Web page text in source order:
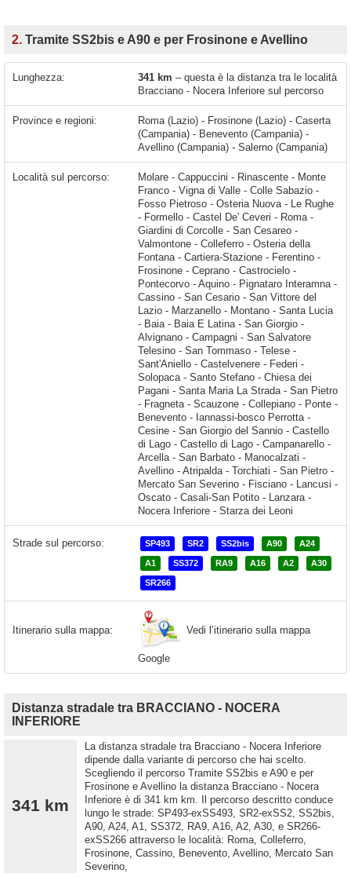
2. Tramite SS2bis e A90 e per Frosinone e Avellino
Lunghezza: 341 km – questa è la distanza tra le località
Bracciano - Nocera Inferiore sul percorso
Province e regioni:
Roma (Lazio) - Frosinone (Lazio) - Caserta
(Campania) - Benevento (Campania) -
Avellino (Campania) - Salerno (Campania)
Località sul percorso: Molare - Cappuccini - Rinascente - Monte Franco - Vigna di Valle - Colle Sabazio - Fosso Pietroso - Osteria Nuova - Le Rughe - Formello - Castel De' Ceveri - Roma - Giardini di Corcolle - San Cesareo - Valmontone - Colleferro - Osteria della Fontana - Cartiera-Stazione - Ferentino - Frosinone - Ceprano - Castrocielo - Pontecorvo - Aquino - Pignataro Interamna - Cassino - San Cesario - San Vittore del Lazio - Marzanello - Montano - Santa Lucia - Baia - Baia E Latina - San Giorgio - Alvignano - Campagni
Strade sul percorso: SP493 SR2 SS2bis A90 A24
A1 SS372 RA9 A16 A2 A30
SR266
Itinerario sulla mappa: Vedi l’itinerario sulla mappa
Google
Distanza stradale tra BRACCIANO - NOCERA
INFERIORE
341 km
La distanza stradale tra Bracciano - Nocera Inferiore
dipende dalla variante di percorso che hai scelto.
Scegliendo il percorso Tramite SS2bis e A90 e per
Frosinone e Avellino la distanza Bracciano - Nocera
Inferiore è di 341 km km. Il percorso descritto conduce
lungo le strade: SP493-exSS493, SR2-exSS2, SS2bis,
A90, A24, A1, SS372, RA9, A16, A2, A30, e SR266-
exSS266 attraverso le località: Roma, Colleferro,
Frosinone, Cassino, Benevento, Avellino, Mercato San
Severino,